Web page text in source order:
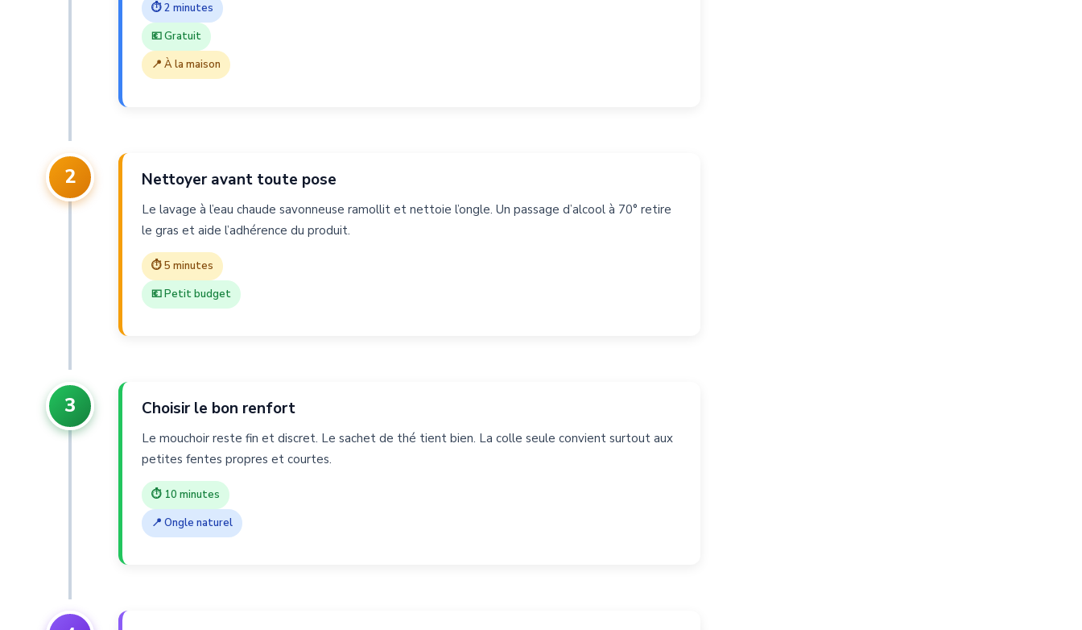
⏱ 2 minutes
💶 Gratuit
📍 À la maison
2 Nettoyer avant toute pose
Le lavage à l’eau chaude savonneuse ramollit et nettoie l’ongle. Un passage d’alcool à 70° retire
le gras et aide l’adhérence du produit.
⏱ 5 minutes
💶 Petit budget
3 Choisir le bon renfort
Le mouchoir reste fin et discret. Le sachet de thé tient bien. La colle seule convient surtout aux
petites fentes propres et courtes.
⏱ 10 minutes
📍 Ongle naturel